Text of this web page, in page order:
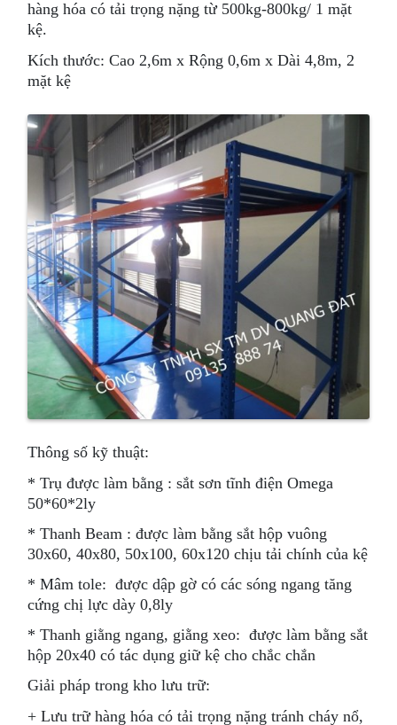
hàng hóa có tải trọng nặng từ 500kg-800kg/ 1 mặt
kệ.
Kích thước: Cao 2,6m x Rộng 0,6m x Dài 4,8m, 2
mặt kệ
Thông số kỹ thuật:
* Trụ được làm bằng : sắt sơn tĩnh điện Omega
50*60*2ly
* Thanh Beam : được làm bằng sắt hộp vuông
30x60, 40x80, 50x100, 60x120 chịu tải chính của kệ
* Mâm tole: được dập gờ có các sóng ngang tăng
cứng chị lực dày 0,8ly
* Thanh giằng ngang, giằng xeo: được làm bằng sắt
hộp 20x40 có tác dụng giữ kệ cho chắc chắn
Giải pháp trong kho lưu trữ:
+ Lưu trữ hàng hóa có tải trọng nặng tránh cháy nổ,